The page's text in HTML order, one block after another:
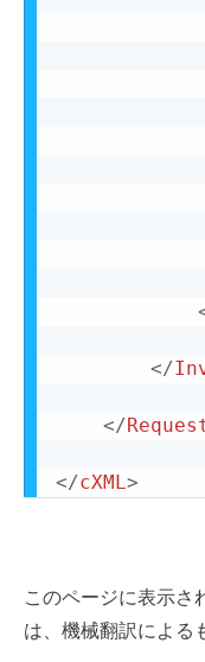
</
</
</cXML>
このページに表示さ
は、機械翻訳による